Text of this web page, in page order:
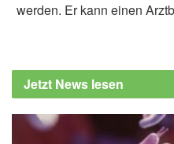
characterize
patients with
cbmr.ku.dk
werden. Er kann einen
Jetzt News lesen